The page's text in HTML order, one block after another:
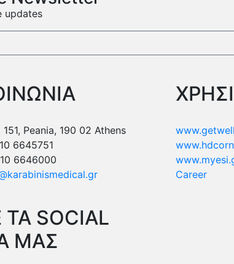
updates
Peania, 190 02 Athens
6645751
6646000
TA SOCIAL
ΜΑΣ
Career